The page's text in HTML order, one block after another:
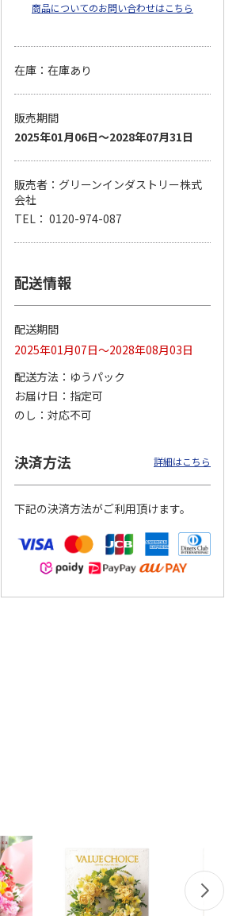
ア
ジメント（白にピン
ク系を入れて）
5.0（1）
4,995円
(送料・税込)
黒塗…
商品についてのお問い合わせはこちら
在庫：在庫あり
販売期間
2025年01月06日～2028年07月31日
販売者：グリーンインダストリー株式
会社
TEL： 0120-974-087
配送情報
配送期間
2025年01月07日～2028年08月03日
配送方法
ゆうパック
お届け日
指定可
のし
対応不可
決済方法 詳細はこちら
下記の決済方法がご利用頂けます。